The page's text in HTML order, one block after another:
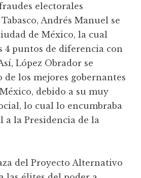
electorales
Andrés Manuel se
de México, la cual
4 puntos de diferencia con
López Obrador se
los mejores gobernantes
debido a su muy
lo cual lo encumbraba
a la Presidencia de la
del Proyecto Alternativo